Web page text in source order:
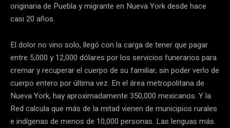
originaria de Puebla y migrante en Nueva York desde hace
casi 20 años.
El dolor no vino solo, llegó con la carga de tener que pagar
entre 5,000 y 12,000 dólares por los servicios funerarios para
cremar y recuperar el cuerpo de su familiar, sin poder verlo de
cuerpo entero por última vez. En el área metropolitana de
Nueva York, hay aproximadamente 350,000 mexicanos. Y la
Red calcula que más de la mitad vienen de municipios rurales
e indígenas de menos de 10,000 personas. Las lenguas más